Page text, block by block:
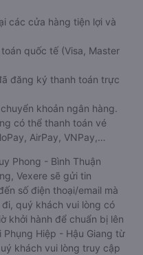
các cửa hàng tiện lợi và
quốc tế (Visa, Master
đăng ký thanh toán trực
khoản ngân hàng.
có thể thanh toán vé
AirPay, VNPay,…
Phong - Bình Thuận
Vexere sẽ gửi tin
số điện thoại/email mà
quý khách vui lòng có
khởi hành để chuẩn bị lên
Hiệp - Hậu Giang từ
khách vui lòng truy cập